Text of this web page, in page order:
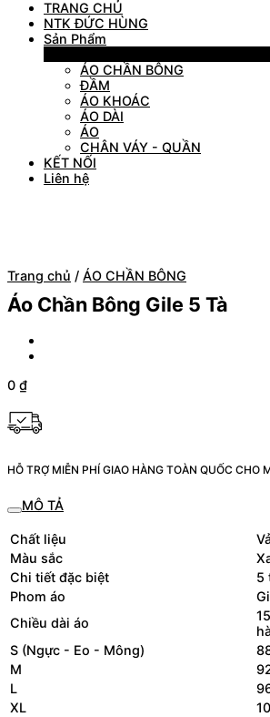
TRANG CHỦ
NTK ĐỨC HÙNG
Sản Phẩm
ÁO CHẦN BÔNG
ĐẦM
ÁO KHOÁC
ÁO DÀI
ÁO
CHÂN VÁY - QUẦN
KẾT NỐI
Liên hệ
Trang chủ / ÁO CHẦN BÔNG
Áo Chần Bông Gile 5 Tà
0 ₫
HỖ TRỢ MIỄN PHÍ GIAO HÀNG TOÀN QUỐC CHO
MÔ TẢ
Chất liệu
Màu sắc
Chi tiết đặc biệt
5
Phom áo
Chiều dài áo
S (Ngực - Eo - Mông)
M
L
XL